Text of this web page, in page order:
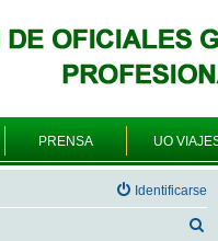
PRENSA UO
Identificarse